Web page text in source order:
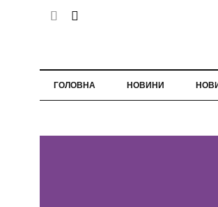
ГОЛОВНА НОВИНИ